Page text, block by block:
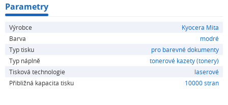
Parametry
Výrobce
Kyocera Mita
Barva
modré
Typ tisku
pro barevné dokumenty
Typ náplně
tonerové kazety (tonery)
Tisková technologie
laserové
Přibližná kapacita tisku
10000 stran